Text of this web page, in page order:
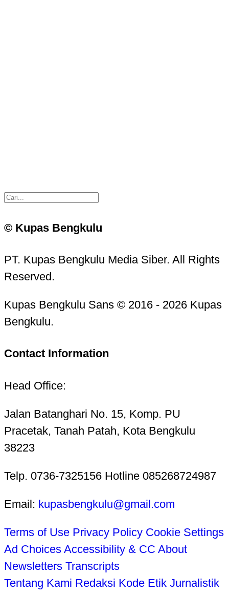
© Kupas Bengkulu
PT. Kupas Bengkulu Media Siber. All Rights
Reserved.
Kupas Bengkulu Sans © 2016 - 2026 Kupas
Bengkulu.
Contact Information
Head Office:
Jalan Batanghari No. 15, Komp. PU
Pracetak, Tanah Patah, Kota Bengkulu
38223
Telp. 0736-7325156 Hotline 085268724987
Email: kupasbengkulu@gmail.com
Terms of Use Privacy Policy Cookie Settings
Ad Choices Accessibility & CC About
Newsletters Transcripts
Tentang Kami Redaksi Kode Etik Jurnalistik